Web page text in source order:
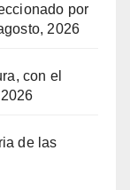
por
2026
con el
de las